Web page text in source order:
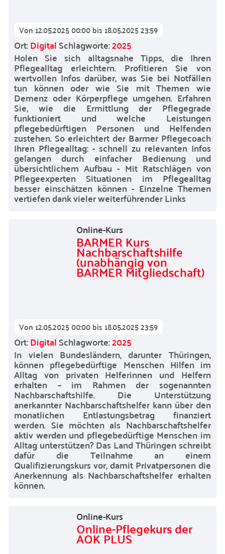
Von 12.05.2025 00:00bis 18.05.2025 23:59
Ort:DigitalSchlagworte:2025
Holen Sie sich alltagsnahe Tipps, die Ihren
Pflegealltag erleichtern. Profitieren Sie von
wertvollen Infos darüber, was Sie bei Notfällen
tun können oder wie Sie mit Themen wie
Demenz oder Körperpflege umgehen. Erfahren
Sie, wie die Ermittlung der Pflegegrade
funktioniert und welche Leistungen
pflegebedürftigen Personen und Helfenden
zustehen. So erleichtert der Barmer Pflegecoach
Ihren Pflegealltag: - schnell zu relevanten Infos
gelangen durch einfacher Bedienung und
übersichtlichem Aufbau - Mit Ratschlägen von
Pflegeexperten Situationen im Pflegealltag
besser einschätzen können - Einzelne Themen
vertiefen dank vieler weiterführender Links
Online-Kurs
BARMER Kurs
Nachbarschaftshilfe
(unabhängig von
BARMER Mitgliedschaft)
Von 12.05.2025 00:00bis 18.05.2025 23:59
Ort:DigitalSchlagworte:2025
In vielen Bundesländern, darunter Thüringen,
können pflegebedürftige Menschen Hilfen im
Alltag von privaten Helferinnen und Helfern
erhalten – im Rahmen der sogenannten
Nachbarschaftshilfe. Die Unterstützung
anerkannter Nachbarschaftshelfer kann über den
monatlichen Entlastungsbetrag finanziert
werden. Sie möchten als Nachbarschaftshelfer
aktiv werden und pflegebedürftige Menschen im
Alltag unterstützen? Das Land Thüringen schreibt
dafür die Teilnahme an einem
Qualifizierungskurs vor, damit Privatpersonen die
Anerkennung als Nachbarschaftshelfer erhalten
können.
Online-Kurs
Online-Pflegekurs der
AOK PLUS